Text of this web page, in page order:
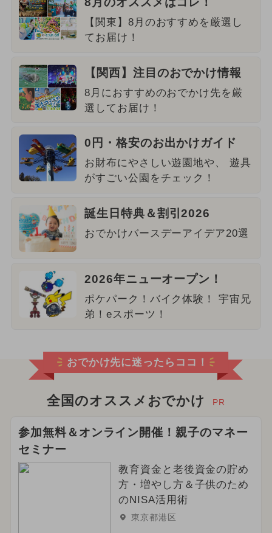
【関東】8月のおすすめを厳選し
てお届け！
【関西】注目のおでかけ情報
8月におすすめのおでかけ先を厳
選してお届け！
0円・格安のお出かけガイド
お財布にやさしい遊園地や、 遊具
がすごい公園をチェック！
誕生日特典＆割引2026
おでかけバースデーアイデア20選
2026年ニューオープン！
ポケパーク！バイク体験！ 宇宙兄
弟！eスポーツ！
おでかけ先に迷ったらココ！
全国のオススメおでかけ PR
参加無料＆オンライン開催！親子のマネー
セミナー
教育資金と老後資金の貯め
方・増やし方＆子供のため
のNISA活用術
東京都港区